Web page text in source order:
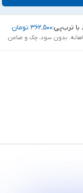
ترب‌پی:۳۶۲٬۵۰۰ تومان